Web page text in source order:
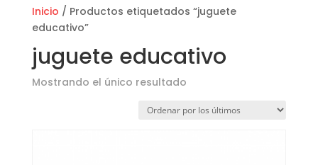
Inicio / Productos etiquetados “juguete
educativo”
juguete educativo
Mostrando el único resultado